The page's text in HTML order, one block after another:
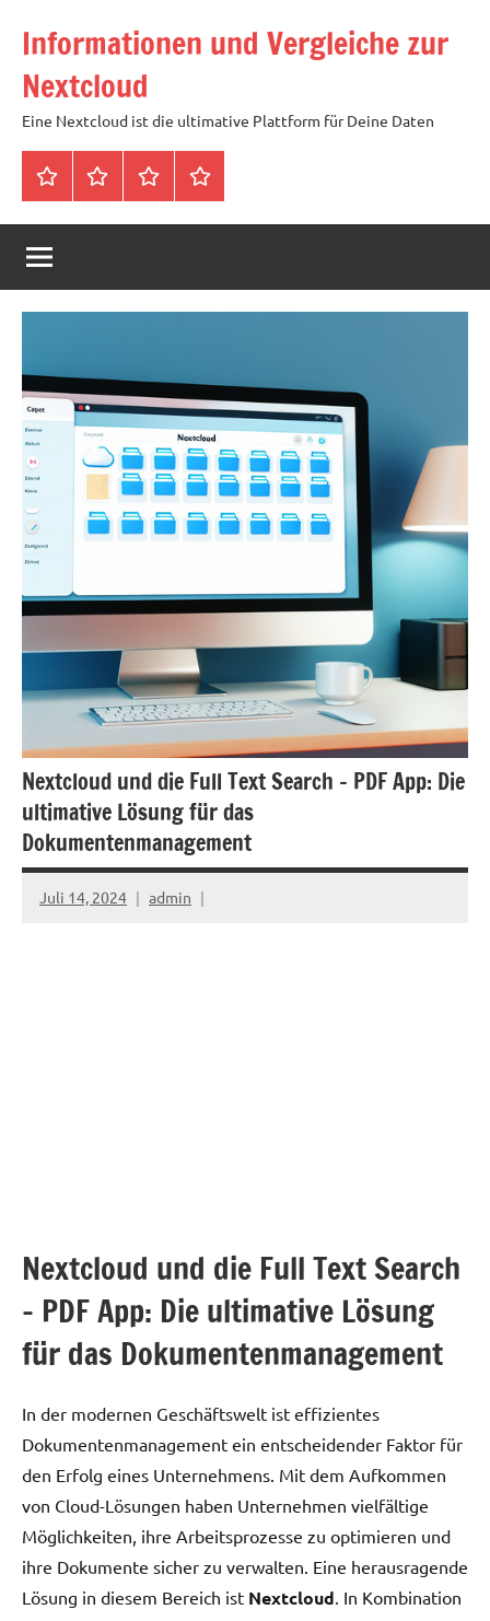
Inhalt
springen
Informationen und Vergleiche zur
Nextcloud
Eine Nextcloud ist die ultimative Plattform für Deine Daten
StartseiteNeuste
Artikel
Cloud
mit
Speicher
Euro
/
mtl
Tags
Nextcloud und die Full Text Search – PDF App: Die
ultimative Lösung für das
Dokumentenmanagement
Juli 14, 2024 admin
Nextcloud und die Full Text Search
– PDF App: Die ultimative Lösung
für das Dokumentenmanagement
In der modernen Geschäftswelt ist effizientes
Dokumentenmanagement ein entscheidender Faktor für
den Erfolg eines Unternehmens. Mit dem Aufkommen
von Cloud-Lösungen haben Unternehmen vielfältige
Möglichkeiten, ihre Arbeitsprozesse zu optimieren und
ihre Dokumente sicher zu verwalten. Eine herausragende
Lösung in diesem Bereich ist Nextcloud . In Kombination